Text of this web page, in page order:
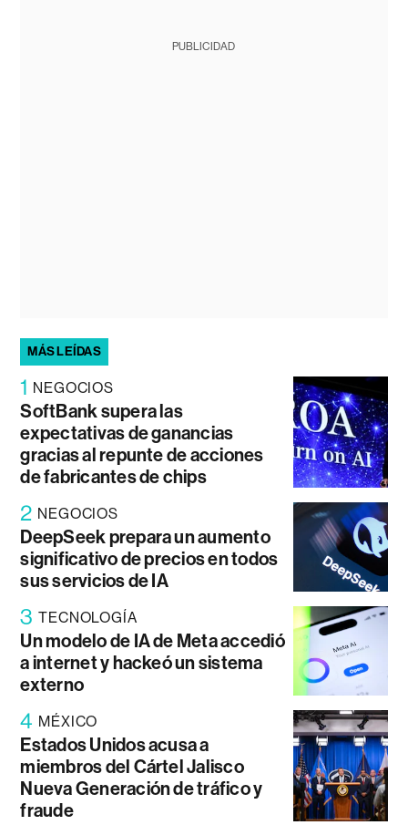
PUBLICIDAD
MÁS LEÍDAS
1 NEGOCIOS
SoftBank supera las
expectativas de ganancias
gracias al repunte de acciones
de fabricantes de chips
2 NEGOCIOS
DeepSeek prepara un aumento
significativo de precios en todos
sus servicios de IA
3 TECNOLOGÍA
Un modelo de IA de Meta accedió
a internet y hackeó un sistema
externo
4 MÉXICO
Estados Unidos acusa a
miembros del Cártel Jalisco
Nueva Generación de tráfico y
fraude